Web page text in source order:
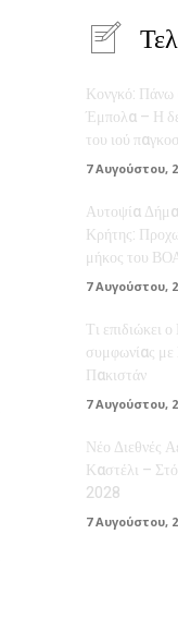
Κονγκό:
Έμπολα – Η
του ιού
7 Αυγούστου,
Αυτοψία
Κρήτης:
μήκος του
7 Αυγούστου,
Τι επιδιώκει
συμφωνίας
Πακιστάν
7 Αυγούστου,
Νέο Διεθνές
Καστέλι –
2028
7 Αυγούστου,